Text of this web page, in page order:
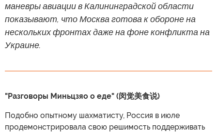
маневры авиации в Калининградской области
показывают, что Москва готова к обороне на
нескольких фронтах даже на фоне конфликта на
Украине.
"Разговоры Миньцзяо о еде" (闵觉美食说)
Подобно опытному шахматисту, Россия в июле
продемонстрировала свою решимость поддерживать